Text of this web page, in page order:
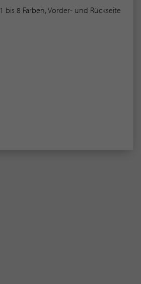
1 bis 8 Farben, Vorder- und Rückseite